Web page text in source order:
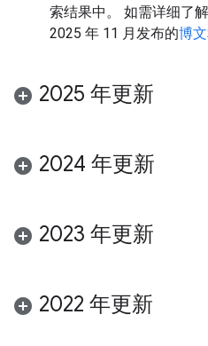
索结果中。 如需详细了
2025 年 11 月发布的博文
2025 年更新
2024 年更新
2023 年更新
2022 年更新